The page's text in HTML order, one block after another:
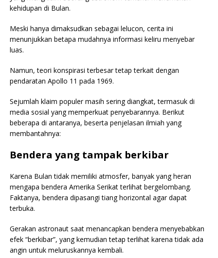
kehidupan di Bulan.
Meski hanya dimaksudkan sebagai lelucon, cerita ini
menunjukkan betapa mudahnya informasi keliru menyebar
luas.
Namun, teori konspirasi terbesar tetap terkait dengan
pendaratan Apollo 11 pada 1969.
Sejumlah klaim populer masih sering diangkat, termasuk di
media sosial yang memperkuat penyebarannya. Berikut
beberapa di antaranya, beserta penjelasan ilmiah yang
membantahnya:
Bendera yang tampak berkibar
Karena Bulan tidak memiliki atmosfer, banyak yang heran
mengapa bendera Amerika Serikat terlihat bergelombang.
Faktanya, bendera dipasangi tiang horizontal agar dapat
terbuka.
Gerakan astronaut saat menancapkan bendera menyebabkan
efek “berkibar”, yang kemudian tetap terlihat karena tidak ada
angin untuk meluruskannya kembali.